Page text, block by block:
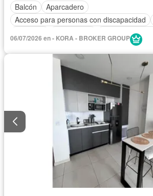
Balcón
Aparcadero
Acceso para personas con discapacidad
Vista panorámica
06/07/2026 en - KORA - BROKER GROUP